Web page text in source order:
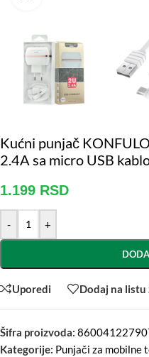
Kućni punjač
2.4A sa micro USB
1.199 RSD
- +
Uporedi Dodaj na listu
Šifra proizvoda:
Kategorije: Punjači za mobilne